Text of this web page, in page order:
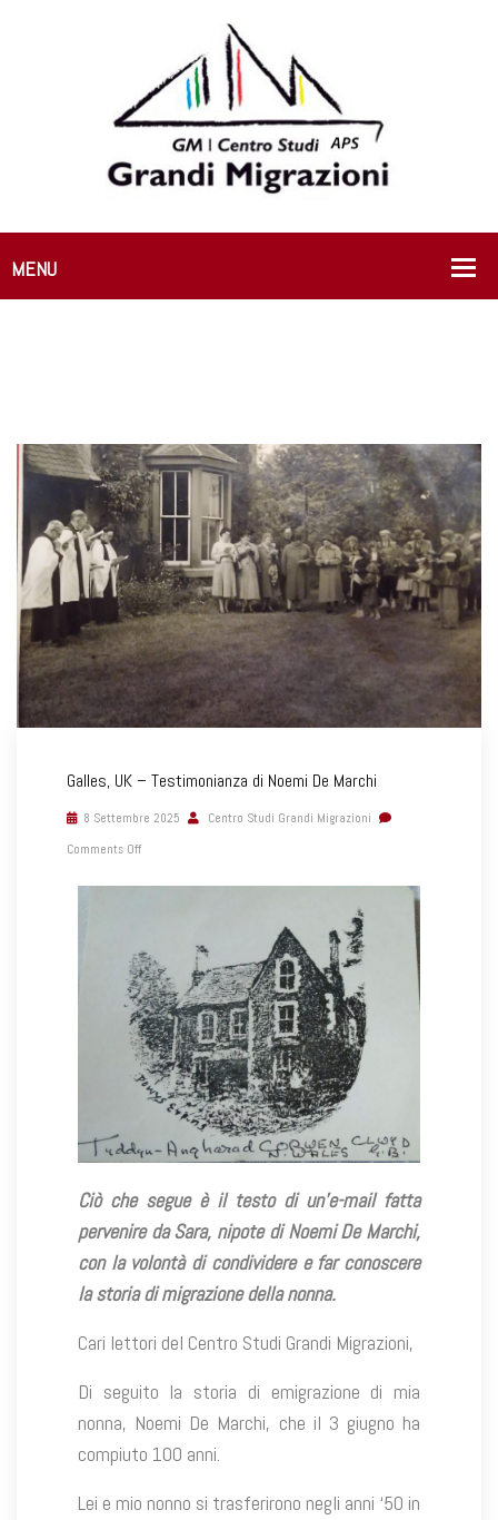
Galles, UK – Testimonianza di Noemi De Marchi
8 Settembre 2025
Centro Studi Grandi Migrazioni
Comments Off
Ciò che segue è il testo di un’e-mail fatta
pervenire da Sara, nipote di Noemi De Marchi,
con la volontà di condividere e far conoscere
la storia di migrazione della nonna.
Cari lettori del Centro Studi Grandi Migrazioni,
Di seguito la storia di emigrazione di mia
nonna, Noemi De Marchi, che il 3 giugno ha
compiuto 100 anni.
Lei e mio nonno si trasferirono negli anni ‘50 in